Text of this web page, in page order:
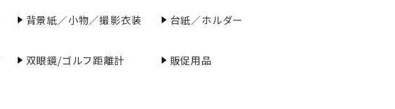
背景紙／小物／撮影衣装 台紙／ホルダー
双眼鏡/ゴルフ距離計 販促用品